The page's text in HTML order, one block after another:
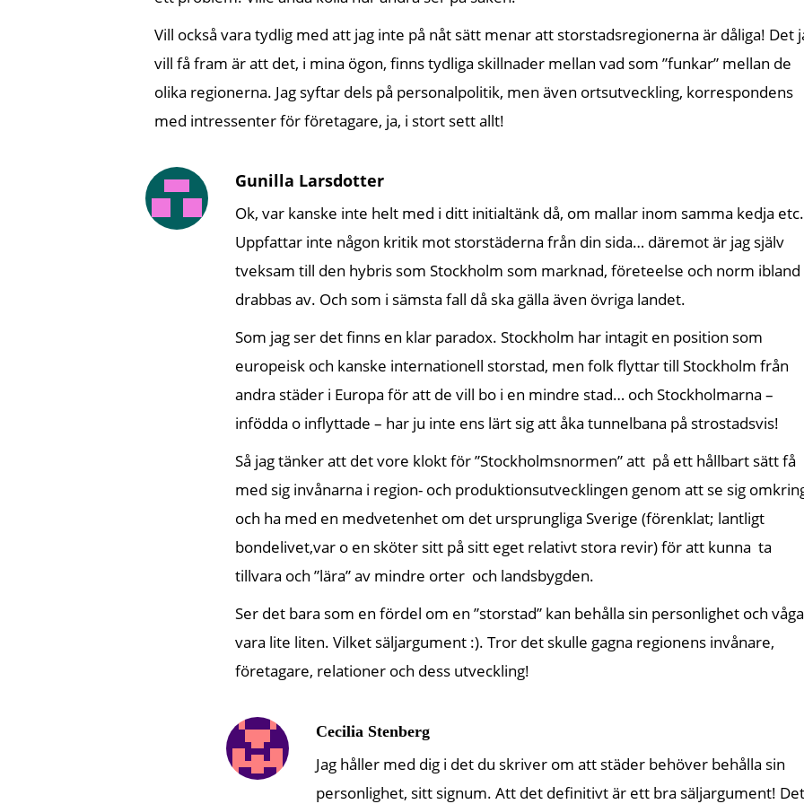
Vill också vara tydlig med att jag inte på nåt sätt menar att storstadsregionerna är dåliga! Det
vill få fram är att det, i mina ögon, finns tydliga skillnader mellan vad som ”funkar” mellan de
olika regionerna. Jag syftar dels på personalpolitik, men även ortsutveckling, korrespondens
med intressenter för företagare, ja, i stort sett allt!
Gunilla Larsdotter
Ok, var kanske inte helt med i ditt initialtänk då, om mallar inom samma kedja etc.
Uppfattar inte någon kritik mot storstäderna från din sida… däremot är jag själv
tveksam till den hybris som Stockholm som marknad, företeelse och norm ibland
drabbas av. Och som i sämsta fall då ska gälla även övriga landet.
Som jag ser det finns en klar paradox. Stockholm har intagit en position som
europeisk och kanske internationell storstad, men folk flyttar till Stockholm från
andra städer i Europa för att de vill bo i en mindre stad… och Stockholmarna –
infödda o inflyttade – har ju inte ens lärt sig att åka tunnelbana på strostadsvis!
Så jag tänker att det vore klokt för ”Stockholmsnormen” att på ett hållbart sätt få
med sig invånarna i region- och produktionsutvecklingen genom att se sig
och ha med en medvetenhet om det ursprungliga Sverige (förenklat; lantligt
bondelivet,var o en sköter sitt på sitt eget relativt stora revir) för att kunna ta
tillvara och ”lära” av mindre orter och landsbygden.
Ser det bara som en fördel om en ”storstad” kan behålla sin personlighet och våga
vara lite liten. Vilket säljargument :). Tror det skulle gagna regionens invånare,
företagare, relationer och dess utveckling!
Cecilia Stenberg
Jag håller med dig i det du skriver om att städer behöver behålla sin
personlighet, sitt signum. Att det definitivt är ett bra säljargument! Det